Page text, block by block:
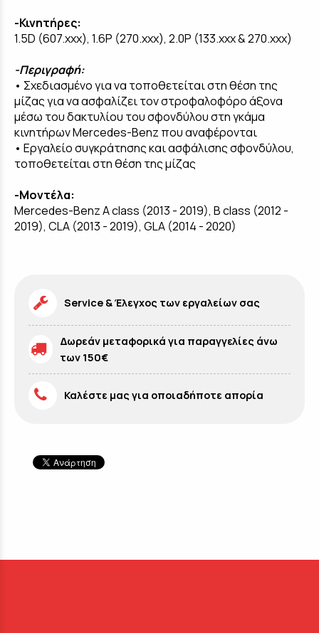
-Κινητήρες:
1.5D (607.xxx), 1.6P (270.xxx), 2.0P (133.xxx & 270.xxx)
-Περιγραφή:
• Σχεδιασμένο για να τοποθετείται στη θέση της
μίζας για να ασφαλίζει τον στροφαλοφόρο άξονα
μέσω του δακτυλίου του σφονδύλου στη γκάμα
κινητήρων Mercedes-Benz που αναφέρονται
• Εργαλείο συγκράτησης και ασφάλισης σφονδύλου,
τοποθετείται στη θέση της μίζας
-Μοντέλα:
Mercedes-Benz A class (2013 - 2019), B class (2012 -
2019), CLA (2013 - 2019), GLA (2014 - 2020)
Service & Έλεγχος των εργαλείων σας
Δωρεάν μεταφορικά για παραγγελίες άνω
των 150€
Καλέστε μας για οποιαδήποτε απορία